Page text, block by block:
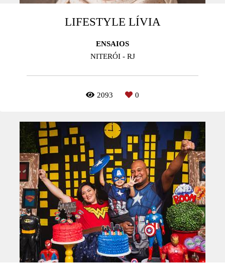
LIFESTYLE LÍVIA
ENSAIOS
NITERÓI - RJ
2093 0